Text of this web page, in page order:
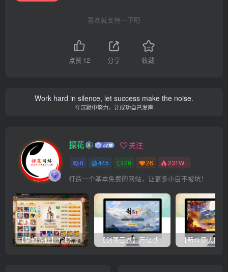
喜欢就支持一下吧
点赞 12 分享 收藏
Work hard in silence, let success make the noise.
在沉默中努力，让成功自己发声
探花 关注
0 445 29 26 231W+
打造一个基本免费的网站，让更多小白不被坑！
【梦幻诛仙】12职业魔改电玩版+双端+后台+视频教程 【剑荡三界】万亿战力 win一键端+双端带教程+运营后台+授权GM后台+完美开服商业端